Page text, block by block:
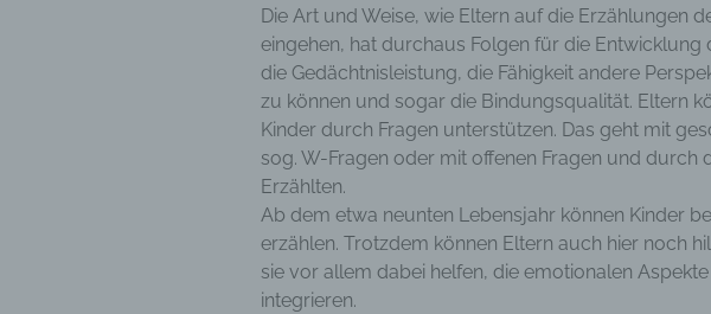
Die Art und Weise, wie Eltern auf die Erzählungen
eingehen, hat durchaus Folgen für die Entwicklung
die Gedächtnisleistung, die Fähigkeit andere
zu können und sogar die Bindungsqualität. Eltern
Kinder durch Fragen unterstützen. Das geht mit
sog. W-Fragen oder mit offenen Fragen und durch
Erzählten.
Ab dem etwa neunten Lebensjahr können Kinder
erzählen. Trotzdem können Eltern auch hier noch
sie vor allem dabei helfen, die emotionalen
integrieren.
Aufenthaltsort oder
vorherzusagen.
f)
Pseudonymisierung ist die
auf welche die
Informationen nicht mehr
technischen und
dass die personenbezogenen
natürlichen Person